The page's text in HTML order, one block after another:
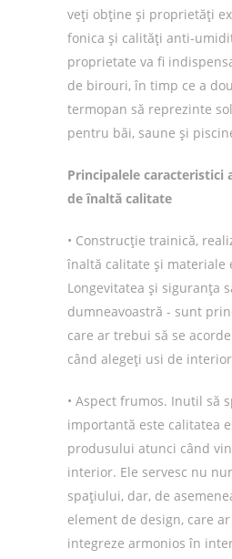
veți obține și proprietăți
fonica și calități anti-
proprietate va fi
de birouri, în timp ce a
termopan să reprezinte
pentru băi, saune și
Principalele caracteristici
de înaltă calitate
• Construcție trainică,
înaltă calitate și materiale
Longevitatea și siguranța
dumneavoastră - sunt
care ar trebui să se
când alegeți usi de
• Aspect frumos. Inutil să
importantă este calitatea
produsului atunci când
interior. Ele servesc nu
spațiului, dar, de
element de design, care
integreze armonios în